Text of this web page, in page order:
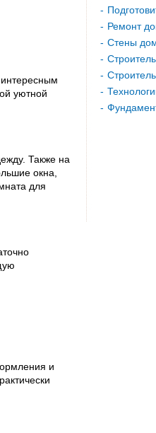
уютной
Также на
окна,
для
и
Ремонт
Стены